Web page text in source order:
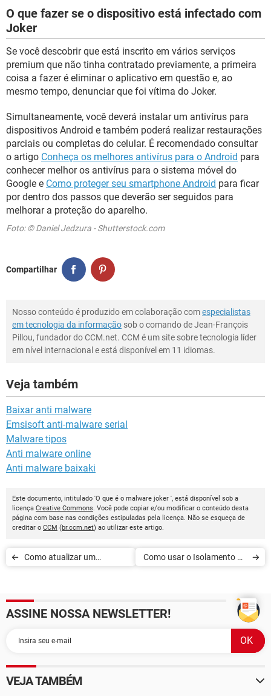
O que fazer se o dispositivo está infectado com
Joker
Se você descobrir que está inscrito em vários serviços
premium que não tinha contratado previamente, a primeira
coisa a fazer é eliminar o aplicativo em questão e, ao
mesmo tempo, denunciar que foi vítima do Joker.
Simultaneamente, você deverá instalar um antivírus para
dispositivos Android e também poderá realizar restaurações
parciais ou completas do celular. É recomendado consultar
o artigo Conheça os melhores antivírus para o Android para
conhecer melhor os antivírus para o sistema móvel do
Google e Como proteger seu smartphone Android para ficar
por dentro dos passos que deverão ser seguidos para
melhorar a proteção do aparelho.
Foto: © Daniel Jedzura - Shutterstock.com
Compartilhar
Nosso conteúdo é produzido em colaboração comespecialistas
em tecnologia da informação sob o comando de Jean-François
Pillou, fundador do CCM.net. CCM é um site sobre tecnologia líder
em nível internacional e está disponível em 11 idiomas.
Veja também
Baixar anti malware
Emsisoft anti-malware serial
Malware tipos
Anti malware online
Anti malware baixaki
Este documento, intitulado 'O que é o malware joker ', está disponível sob a
licença Creative Commons. Você pode copiar e/ou modificar o conteúdo desta
página com base nas condições estipuladas pela licença. Não se esqueça de
creditar o CCM (br.ccm.net) ao utilizar este artigo.
Como atualizar um
Como usar o Isolamento da
ASSINE NOSSA NEWSLETTER!
VEJA TAMBÉM